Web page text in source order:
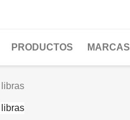
PRODUCTOS MARCAS
libras